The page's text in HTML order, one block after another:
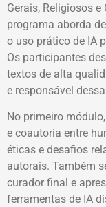
Gerais, Religiosos
programa aborda
o uso prático de IA
Os participantes
textos de alta
e responsável
No primeiro
e coautoria entre
éticas e desafios
autorais. Também
curador final e
ferramentas de IA